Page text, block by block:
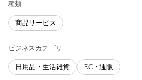
種類
商品サービス
ビジネスカテゴリ
日用品・生活雑貨 EC・通販